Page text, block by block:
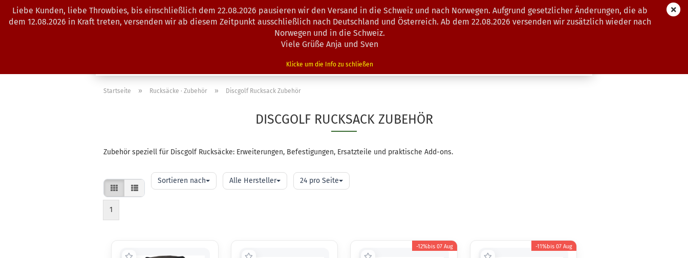
Suche...
Liebe Kunden, liebe Throwbies, bis einschließlich dem 22.08.2026 pausieren wir den Versand in die Schweiz und nach Norwegen. Aufgrund gesetzlicher Änderungen, die ab
dem 12.08.2026 in Kraft treten, versenden wir ab diesem Zeitpunkt ausschließlich nach Deutschland und Österreich. Ab dem 22.08.2026 versenden wir zusätzlich wieder nach
Norwegen und in die Schweiz.
Viele Grüße Anja und Sven
Klicke um die Info zu schließen
AUSRÜSTUNG ZUBEHÖR
Startseite » Rucksäcke · Zubehör » Discgolf Rucksack Zubehör
DISCGOLF RUCKSACK ZUBEHÖR
Zubehör speziell für Discgolf Rucksäcke: Erweiterungen, Befestigungen, Ersatzteile und praktische Add-ons.
Sortieren nach
Sortieren
nach
Alle Hersteller
pro
Seite
24 pro Seite
pro
Seite
1
-12%bis 07 Aug -11%bis 07 Aug